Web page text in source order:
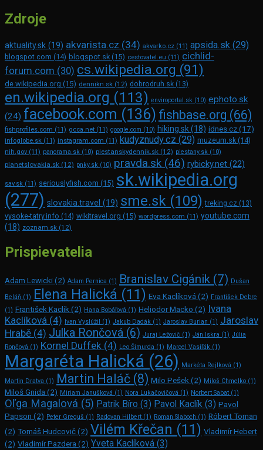
Zdroje
aktuality.sk (19) akvarista.cz (34) akvarko.cz (11) apsida.sk (29)
blogspot.com (14) blogspot.sk (15) cestovatel.eu (11) cichlid-
forum.com (30) cs.wikipedia.org (91)
de.wikipedia.org (15) dennikn.sk (12) dobrodruh.sk (13)
en.wikipedia.org (113) enviroportal.sk (10) ephoto.sk
(24) facebook.com (136) fishbase.org (66)
fishprofiles.com (11) gcca.net (11) google.com (10) hiking.sk(18) idnes.cz(17)
infoglobe.sk (11) instagram.com (11) kudyznudy.cz (29) muzeum.sk (14)
nih.gov (11) panorama.sk (10) piestanskydennik.sk (12) piestany.sk (10)
planetslovakia.sk (12) pnky.sk (10) pravda.sk (46) rybicky.net (22)
sav.sk (11) seriouslyfish.com (15) sk.wikipedia.org
(277) slovakia.travel (19) sme.sk (109) treking.cz (13)
vysoke-tatry.info (14) wikitravel.org (15) wordpress.com (11) youtube.com
(18) zoznam.sk (12)
Prispievatelia
Adam Lewicki(2) Adam Pernica (1) Branislav Cigánik (7) Dušan
Beláň (1) Elena Halická (11) Eva Kaclíková (2) František Debre
(1) František Kaclík (2) Hana Bobáľová (1) Heliodor Macko (2) Ivana
Kaclíková (4) Ivan Vyslúžil (1) Jakub Dadák (1) Jaroslav Burian (1) Jaroslav
Hrabě (4) Julka Rončová (6) Juraj Ležovič (1) Ján Iskra (1) Júlia
Rončová (1) Kornel Duffek (4) Leo Šimurda (1) Marcel Vasiľák (1)
Margaréta Halická (26) Markéta Rejlková (1)
Martin Dratva (1) Martin Haláč (8) Milo Pešek (2) Miloš Chmelko (1)
Miloš Gnida (2) Miriam Janušková (1) Nora Lukačovičová (1) Norbert Sabat (1)
Oľga Magalová (5) Patrik Bíro (3) Pavol Kaclík (3) Pavol
Papson (2) Peter Greguš (1) Radovan Hilbert (1) Roman Slaboch (1) Róbert Toman
(2) Tomáš Hudcovič(2) Vilém Křečan (11) Vladimír Hebert
(2) Vladimír Pazdera (2) Yveta Kaclíková (3)